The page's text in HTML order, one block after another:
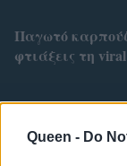
Queen - Do
Παγωτό
φτιάξεις τη
Η Καλομοίρα
κάθε φορά που